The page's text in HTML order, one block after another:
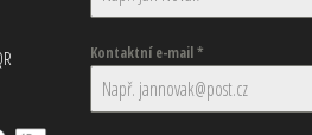
Kontaktní e-mail*